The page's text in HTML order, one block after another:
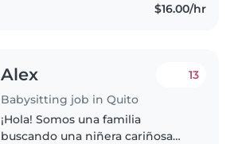
$16.00/hr
Alex
Babysitting job in Quito
13
¡Hola! Somos una familia
buscando una niñera cariñosa